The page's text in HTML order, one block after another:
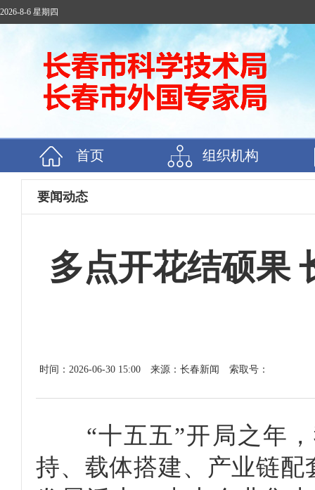
2026-8-6 星期四
首页 组织机构
要闻动态
多点开花结硕果
时间：2026-06-30 15:00 来源：长春新闻 索取号：
“十五五”开局之年，
持、载体搭建、产业链